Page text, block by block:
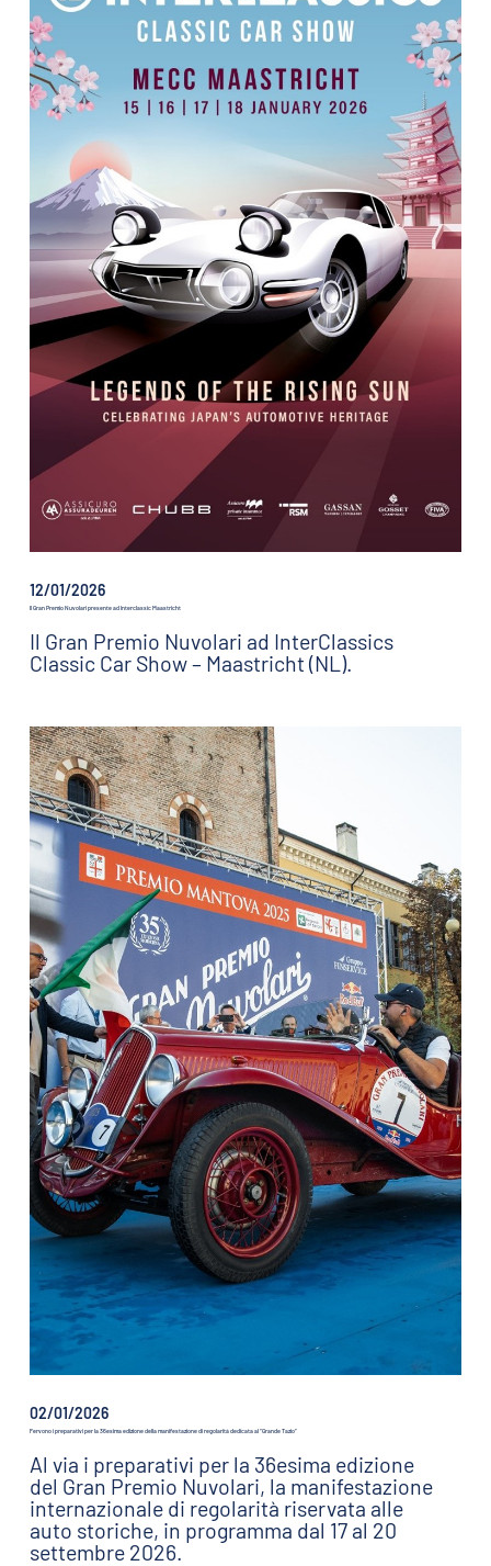
12/01/2026
Il Gran Premio Nuvolari presente ad Interclassic Maastricht
Il Gran Premio Nuvolari ad InterClassics
Classic Car Show – Maastricht (NL).
02/01/2026
Fervono i preparativi per la 36esima edizione della manifestazione di regolarità dedicata al “Grande Tazio”
Al via i preparativi per la 36esima edizione
del Gran Premio Nuvolari, la manifestazione
internazionale di regolarità riservata alle
auto storiche, in programma dal 17 al 20
settembre 2026.